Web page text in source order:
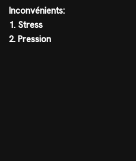
Inconvénients:
1. Stress
2. Pression